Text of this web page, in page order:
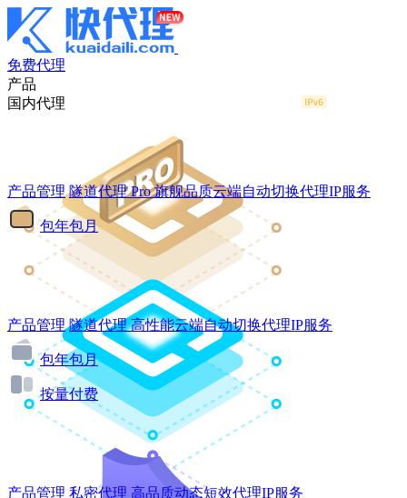
免费代理
产品
国内代理
产品管理 隧道代理Pro 旗舰品质云端自动切换代理IP服务
包年包月
产品管理 隧道代理 高性能云端自动切换代理IP服务
包年包月
按量付费
产品管理 私密代理 高品质动态短效代理IP服务